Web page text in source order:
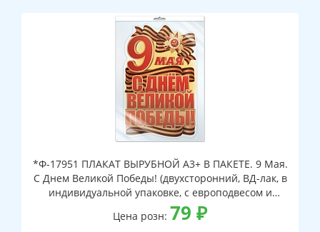
*Ф-17951 ПЛАКАТ ВЫРУБНОЙ А3+ В ПАКЕТЕ. 9 Мая.
С Днем Великой Победы! (двухсторонний, ВД-лак, в
индивидуальной упаковке, с европодвесом и
клеевым клапаном)
Цена розн: 79 ₽